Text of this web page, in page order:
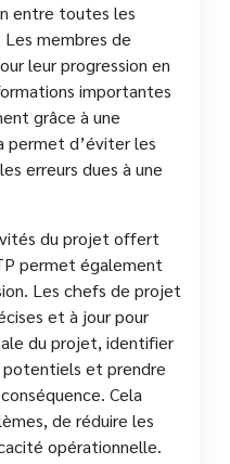
entre toutes les
membres de
leur progression en
importantes
grâce à une
permet d’éviter les
erreurs dues à une
du projet offert
permet également
Les chefs de projet
et à jour pour
du projet, identifier
et prendre
Cela
de réduire les
opérationnelle.